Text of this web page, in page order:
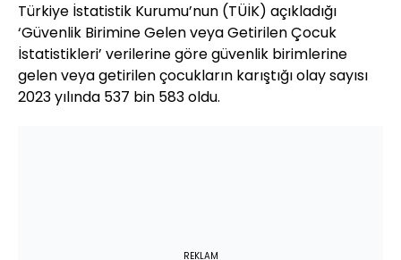
Türkiye İstatistik Kurumu’nun (TÜİK) açıkladığı
‘Güvenlik Birimine Gelen veya Getirilen Çocuk
İstatistikleri’ verilerine göre güvenlik birimlerine
gelen veya getirilen çocukların karıştığı olay sayısı
2023 yılında 537 bin 583 oldu.
REKLAM